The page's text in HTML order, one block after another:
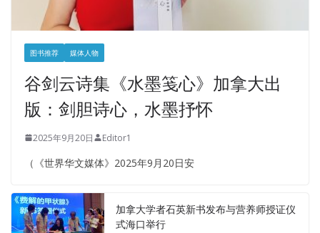
图书推荐 媒体人物
谷剑云诗集《水墨笺心》加拿大出
版：剑胆诗心，水墨抒怀
2025年9月20日 Editor1
（《世界华文媒体》2025年9月20日安
加拿大学者石英新书发布与营养师授证仪
式海口举行